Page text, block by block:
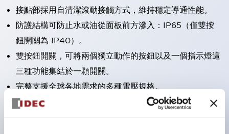
接點部採用自清潔滾動接觸方式，維持穩定導通性能。
防護結構可防止水或油從面板前方滲入：IP65（僅雙按
鈕開關為 IP40）。
雙按鈕開關，可將兩個獨立動作的按鈕以及一個指示燈這
三種功能集結於一顆開關。
完整支援全球各地需求的多種電壓規格。
一顆 LED 燈泡即可呈現六種顏色（LSRD 燈泡）。以往
需分色管理的 LED 燈泡，如今可用單一顆燈泡呈現多種